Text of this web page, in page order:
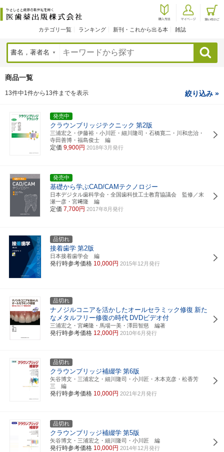
カテゴリ一覧 ランキング 新刊・これから出る本 雑誌
検索
商品一覧
13件中1件から13件までを表示 絞り込み »
発売中
クラウンブリッジテクニック 第2版
三浦宏之・伊藤裕・小川匠・細川隆司・石橋寛二・川和忠治・
寺田善博・福島俊士 編
定価 9,900円 2018年3月発行
発売中
基礎から学ぶCAD/CAMテクノロジー
日本デジタル歯科学会・全国歯科技工士教育協議会 監修／末
瀬一彦・宮﨑隆 編
定価 7,700円 2017年8月発行
品切れ
接着歯学 第2版
日本接着歯学会 編
発行時参考価格 10,000円 2015年12月発行
品切れ
ナノジルコニアを活かしたオールセラミック修復 新た
なメタルフリー修復の時代 DVDビデオ付
三浦宏之・宮﨑隆・馬場一美・澤田智慈 編著
発行時参考価格 12,000円 2010年6月発行
品切れ
クラウンブリッジ補綴学 第6版
矢谷博文・三浦宏之・細川隆司・小川匠・木本克彦・松香芳
三 編
発行時参考価格 10,000円 2021年2月発行
品切れ
クラウンブリッジ補綴学 第5版
矢谷博文・三浦宏之・細川隆司・小川匠 編
発行時参考価格 10,000円 2014年12月発行